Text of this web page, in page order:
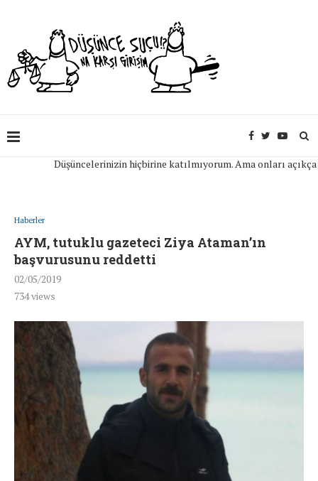
Düşüncelerinizin hiçbirine katılmıyorum. Ama onları açıkça
Haberler
AYM, tutuklu gazeteci Ziya Ataman’ın
başvurusunu reddetti
02/05/2019
734views